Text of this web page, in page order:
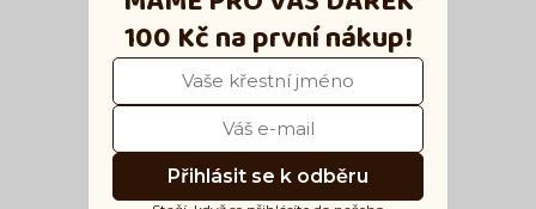
Vložit do košíku
100 Kčna první nákup!
Přihlásit se k odběru